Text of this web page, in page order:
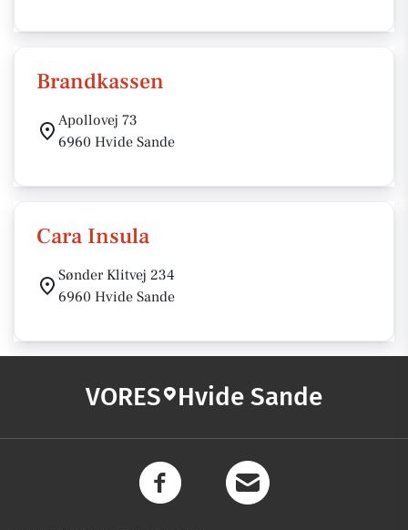
Brandkassen
Apollovej 73
6960 Hvide Sande
Cara Insula
Sønder Klitvej 234
6960 Hvide Sande
VORES Hvide Sande